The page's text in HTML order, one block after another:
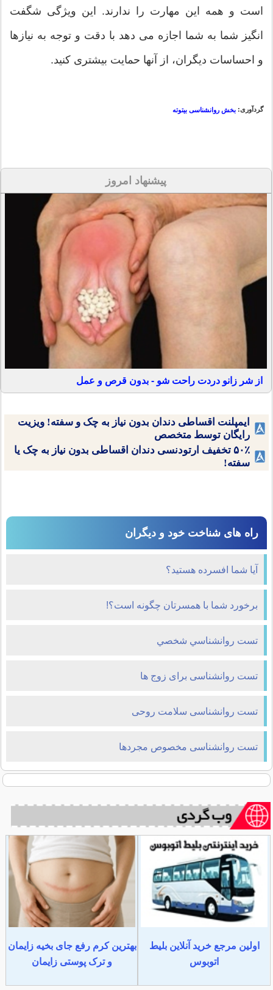
است و همه این مهارت را ندارند. این ویژگی شگفت
انگیز شما به شما اجازه می دهد با دقت و توجه به نیازها
و احساسات دیگران، از آنها حمایت بیشتری کنید.
گردآوری: بخش روانشناسی بیتوته
پیشنهاد امروز
از شر زانو دردت راحت شو - بدون قرص و عمل
ایمپلنت اقساطی دندان بدون نیاز به چک و سفته! ویزیت
رایگان توسط متخصص
۵۰٪ تخفیف ارتودنسی دندان اقساطی بدون نیاز به چک یا
سفته!
راه های شناخت خود و دیگران
آیا شما افسرده هستید؟
برخورد شما با همسرتان چگونه است؟!
تست روانشناسي شخصي
تست روانشناسی برای زوج ها
تست روانشناسی سلامت روحی
تست روانشناسی مخصوص مجردها
اولین مرجع خرید آنلاین بلیط
اتوبوس
بهترین کرم رفع جای بخیه زایمان
و ترک پوستی زایمان